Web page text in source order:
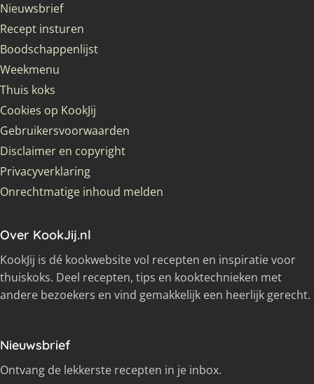
Nieuwsbrief
Recept insturen
Boodschappenlijst
Weekmenu
Thuis koks
Cookies op KookJij
Gebruikersvoorwaarden
Disclaimer en copyright
Privacyverklaring
Onrechtmatige inhoud melden
Over KookJij.nl
KookJij is dé kookwebsite vol recepten en inspiratie voor
thuiskoks. Deel recepten, tips en kooktechnieken met
andere bezoekers en vind gemakkelijk een heerlijk gerecht.
Nieuwsbrief
Ontvang de lekkerste recepten in je inbox.